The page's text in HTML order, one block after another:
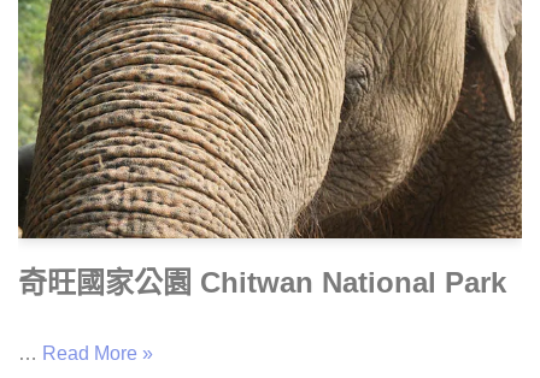
奇旺國家公園 Chitwan National Park
… Read More »